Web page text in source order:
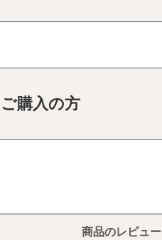
購入の方
商品のレビュー